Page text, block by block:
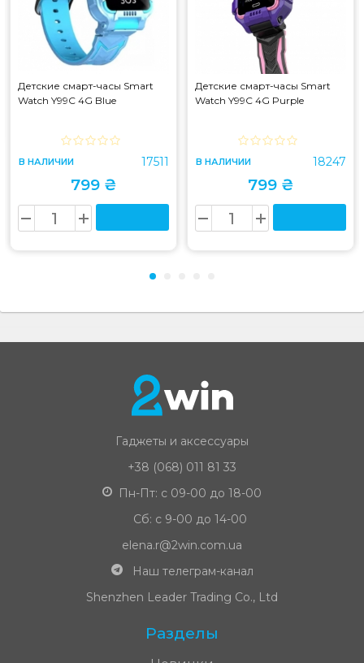
Детские смарт-часы Smart
Watch Y99C 4G Blue
В НАЛИЧИИ 17511
799 ₴
Детские смарт-часы Smart
Watch Y99C 4G Purple
В НАЛИЧИИ 18247
799 ₴
Гаджеты и аксессуары
+38 (068) 011 81 33
Пн-Пт: с 09-00 до 18-00
Сб: с 9-00 до 14-00
elena.r@2win.com.ua
Наш телеграм-канал
Shenzhen Leader Trading Co., Ltd
Разделы